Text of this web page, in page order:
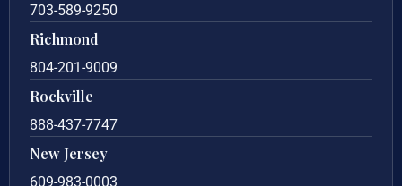
703-589-9250
Richmond
804-201-9009
Rockville
888-437-7747
New Jersey
609-983-0003